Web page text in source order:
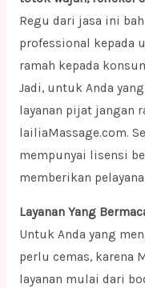
Regu dari jasa ini
professional kepada
ramah kepada
Jadi, untuk Anda
layanan pijat jangan
lailiaMassage.com.
mempunyai lisensi
memberikan
Layanan Yang
Untuk Anda yang
perlu cemas, karena
layanan mulai dari